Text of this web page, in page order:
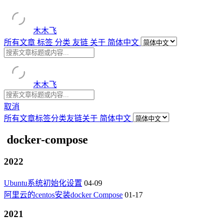
木木飞
所有文章 标签 分类 友链 关于 简体中文
木木飞
取消
所有文章标签分类友链关于 简体中文
docker-compose
2022
Ubuntu系统初始化设置 04-09
阿里云的centos安装docker Compose 01-17
2021